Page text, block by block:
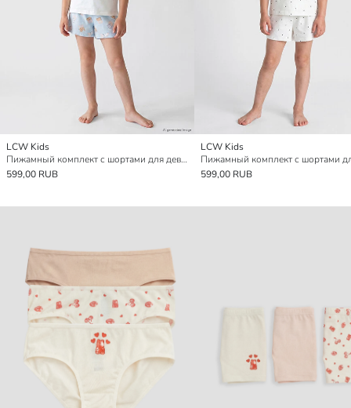
LCW Kids
Пижамный комплект с шортами для девочек с круглым вырезом
599,00 RUB
LCW Kids
599,00 RUB